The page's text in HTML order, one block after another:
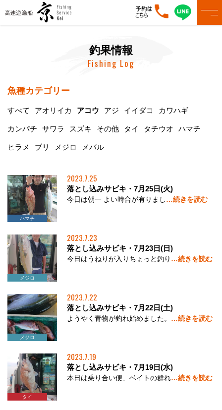
釣果情報
Fishing Log
魚種カテゴリー
すべて アオリイカ アコウ アジ イイダコ カワハギ
カンパチ サワラ スズキ その他 タイ タチウオ ハマチ
ヒラメ ブリ メジロ メバル
アコウ
タイ
ハマチ
2023.7.25
落とし込みサビキ・7月25日(火)
今日は朝一 よい時合が有りまし…続きを読む
アコウ
タイ
メジロ
2023.7.23
落とし込みサビキ・7月23日(日)
今日はうねりが入りちょっと釣り …続きを読む
アコウ
メジロ
2023.7.22
落とし込みサビキ・7月22日(土)
ようやく青物が釣れ始めました。 …続きを読む
アコウ
タイ
2023.7.19
落とし込みサビキ・7月19日(水)
本日は乗り合い便、ベイトの群れ…続きを読む